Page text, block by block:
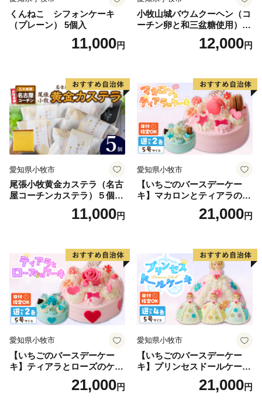
くんねこ シフォンケーキ
（プレーン） 5個入
11,000円
小牧山城バウムクーヘン（コ
ーチン卵と和三盆糖使用）
名古屋コーチン バームクー
ヘン 和三盆 小牧銘菓 バウム
12,000円
愛知県小牧市
尾張小牧黄金カステラ（名古
屋コーチンカステラ）５個入
名古屋コーチン カステラ ザ
ラメ 常温 愛知県 小牧市 アン
11,000円
愛知県小牧市
【いちごのバースデーケー
キ】マカロンとティアラのケ
ーキ スイーツ 日時指定可 デ
ザート 洋菓子 お取り寄せ 愛
デコレーションケーキ ホー
ルケーキ
21,000円
愛知県小牧市
【いちごのバースデーケー
キ】ティアラとローズのケー
キ スイーツ デザート 洋菓
子 お取り寄せ 愛知県 小牧市
21,000円
愛知県小牧市
【いちごのバースデーケー
キ】プリンセスドールケーキ
日時指定可 スイーツ デザー
ト 洋菓子 お取り寄せ 愛知県
21,000円